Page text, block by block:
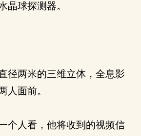
晶球探测器。
径两米的三维立体，全息影
人面前。
个人看，他将收到的视频信